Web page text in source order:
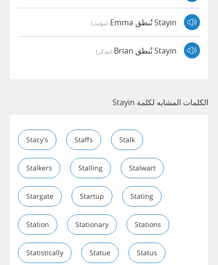
Stayin تُنطق Emma (مؤنث)
Stayin تُنطق Brian (مذكر)
الكلمات المشابه لكلمة Stayin
Stacy's Staffs Stalk
Stalkers Stalling Stalwart
Stargate Startup Stating
Station Stationary Stations
Statistically Statue Status